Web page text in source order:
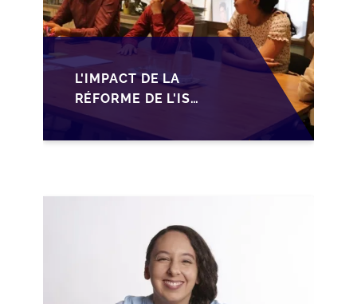
L'IMPACT DE LA
RÉFORME DE L'IS
MAROCAIN SUR LA
TRANSMISSION DES